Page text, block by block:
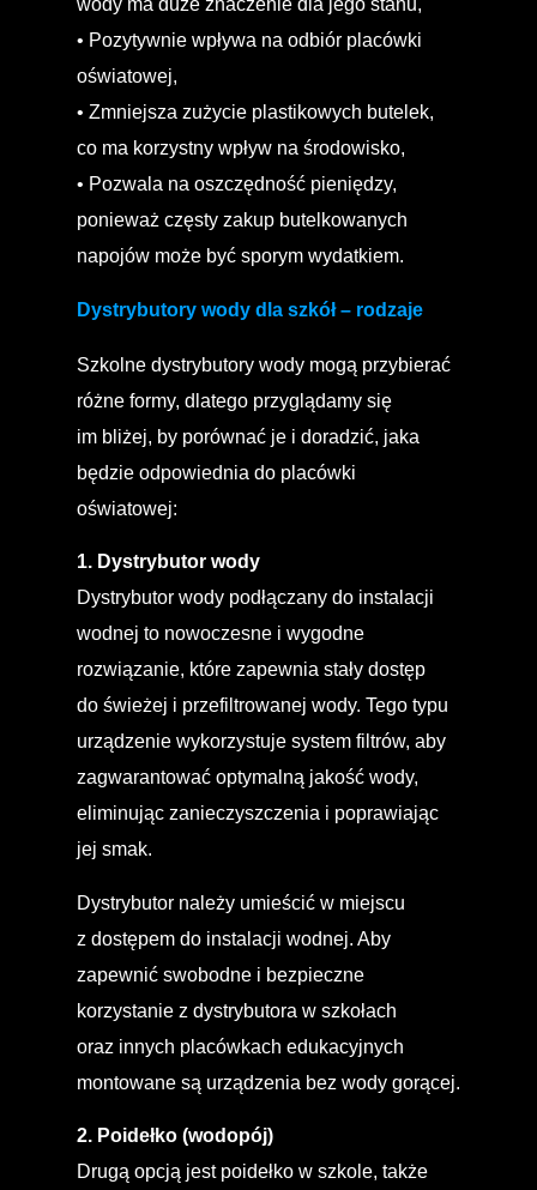
wody ma duże znaczenie dla jego stanu,
• Pozytywnie wpływa na odbiór placówki
oświatowej,
• Zmniejsza zużycie plastikowych butelek,
co ma korzystny wpływ na środowisko,
• Pozwala na oszczędność pieniędzy,
ponieważ częsty zakup butelkowanych
napojów może być sporym wydatkiem.
Dystrybutory wody dla szkół – rodzaje
Szkolne dystrybutory wody mogą przybierać
różne formy, dlatego przyglądamy się
im bliżej, by porównać je i doradzić, jaka
będzie odpowiednia do placówki
oświatowej:
1. Dystrybutor wody
Dystrybutor wody podłączany do instalacji
wodnej to nowoczesne i wygodne
rozwiązanie, które zapewnia stały dostęp
do świeżej i przefiltrowanej wody. Tego typu
urządzenie wykorzystuje system filtrów, aby
zagwarantować optymalną jakość wody,
eliminując zanieczyszczenia i poprawiając
jej smak.
Dystrybutor należy umieścić w miejscu
z dostępem do instalacji wodnej. Aby
zapewnić swobodne i bezpieczne
korzystanie z dystrybutora w szkołach
oraz innych placówkach edukacyjnych
montowane są urządzenia bez wody gorącej.
2. Poidełko (wodopój)
Drugą opcją jest poidełko w szkole, także